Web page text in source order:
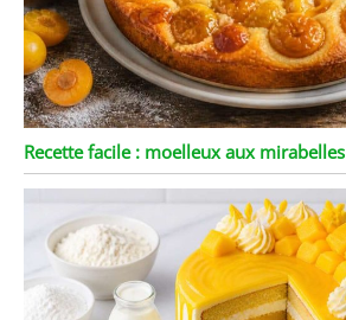
Recette facile : moelleux aux mirabelles